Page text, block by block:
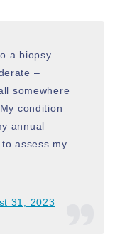
a biopsy.
–
somewhere
condition
annual
assess my
31, 2023